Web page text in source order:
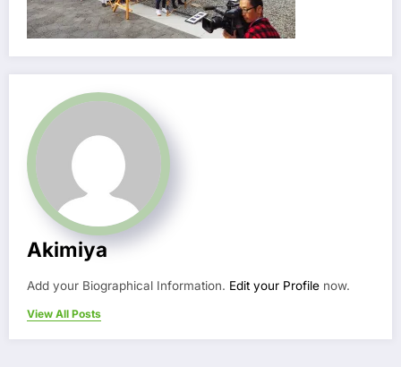
Akimiya
Add your Biographical Information. Edit your Profile now.
View All Posts